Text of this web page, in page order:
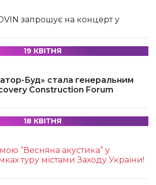
запрошує на концерт у
19 КВІТНЯ
Буд» стала генеральним
Construction Forum
18 КВІТНЯ
“Весняна акустика” у
туру містами Заходу України!